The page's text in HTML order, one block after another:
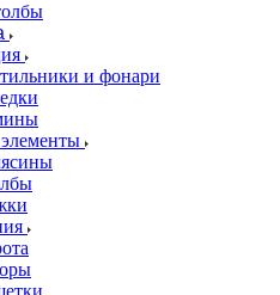
и фонари